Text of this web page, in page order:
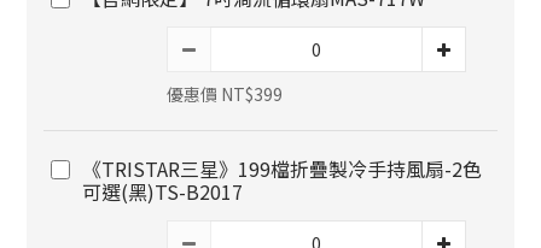
優惠價 NT$399
《TRISTAR三星》199檔折疊製冷手持風扇-2色
可選(黑)TS-B2017